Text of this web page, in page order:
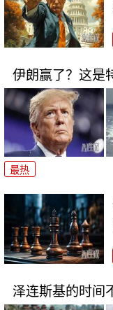
伊朗赢了？这是
最热
泽连斯基的时间